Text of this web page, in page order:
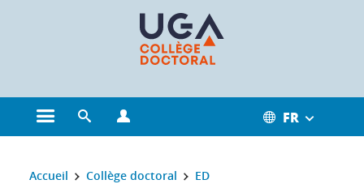
Ouvrir le menu principal
Ouvrir le moteur de recherche FR
Vous êtes ici :
Accueil Collège doctoral ED